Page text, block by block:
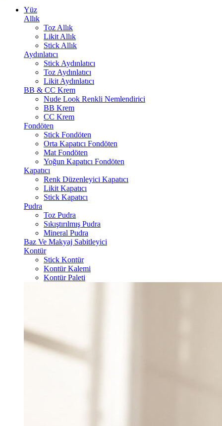
Yüz
Allık
Toz Allık
Likit Allık
Stick Allık
Aydınlatıcı
Stick Aydınlatıcı
Toz Aydınlatıcı
Likit Aydınlatıcı
BB & CC Krem
Nude Look Renkli Nemlendirici
BB Krem
CC Krem
Fondöten
Stick Fondöten
Orta Kapatıcı Fondöten
Mat Fondöten
Yoğun Kapatıcı Fondöten
Kapatıcı
Renk Düzenleyici Kapatıcı
Likit Kapatıcı
Stick Kapatıcı
Pudra
Toz Pudra
Sıkıştırılmış Pudra
Mineral Pudra
Baz Ve Makyaj Sabitleyici
Kontür
Stick Kontür
Kontür Kalemi
Kontür Paleti